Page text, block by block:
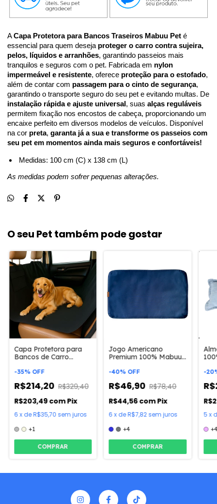
A Capa Protetora para Bancos Traseiros Mabuu Pet é
essencial para quem deseja proteger o carro contra sujeira,
pelos, líquidos e arranhões, garantindo passeios mais
tranquilos e seguros com o pet. Fabricada em nylon
impermeável e resistente, oferece proteção para o estofado,
além de contar com passagem para o cinto de segurança,
instalação rápida e ajuste universal , suas alças reguláveis
permitem fixação nos encostos de cabeça, proporcionando um
encaixe perfeito em diversos modelos de veículos. Disponível
na cor preta, garanta já a sua e transforme os passeios com
seu pet em momentos ainda mais seguros e confortáveis!
Medidas: 100 cm (C) x 138 cm (L)
As medidas podem sofrer pequenas alterações.
O seu Pet também pode gostar
Capa Protetora para
Bancos de Carro
Mabuu Pet
-35% OFF
R$214,20 R$329,40
R$203,49com Pix
6x deR$35,70 sem juros
+1
COMPRAR
Jogo Americano
Premium 100% Mabuu
-40% OFF
R$46,90 R$78,40
R$44,56comPix
6 x deR$7,82 sem juros
+4
COMPRAR
-20
5x